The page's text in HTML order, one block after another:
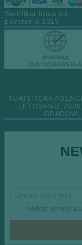
Sertifikat firma od
poverenja 2019
TURISTIČKA
LETOVANJE
Najbolje ponude